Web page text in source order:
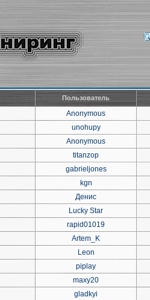
Пользователь
Anonymous
unohupy
Anonymous
titanzop
gabrieljones
kgn
Денис
Lucky Star
rapid01019
Artem_K
Leon
piplay
maxy20
gladkyi